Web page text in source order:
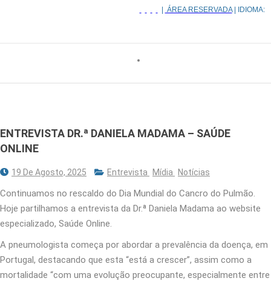
ÁREA RESERVADA| IDIOMA:
ENTREVISTA DR.ª DANIELA MADAMA – SAÚDE
ONLINE
19 De Agosto, 2025 Entrevista Mídia Notícias
Continuamos no rescaldo do Dia Mundial do Cancro do Pulmão.
Hoje partilhamos a entrevista da Dr.ª Daniela Madama ao website
especializado, Saúde Online.
A pneumologista começa por abordar a prevalência da doença, em
Portugal, destacando que esta “está a crescer”, assim como a
mortalidade “com uma evolução preocupante, especialmente entre